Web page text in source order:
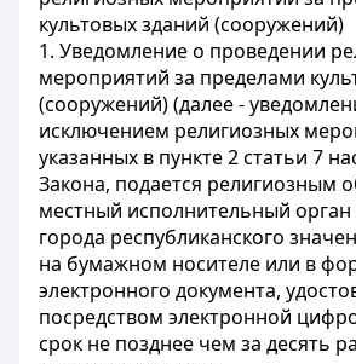
культовых зданий (сооружений)
1. Уведомление о проведении
мероприятий за пределами
(сооружений) (далее -
исключением религиозных
указанных в пункте 2 статьи 7
Закона, подается религиозным
местный исполнительный орган
города республиканского
на бумажном носителе или в
электронного документа,
посредством электронной
срок не позднее чем за десять